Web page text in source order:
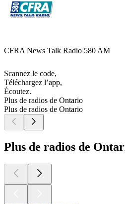
CFRA News Talk Radio 580 AM
Scannez le code,
Téléchargez l’app,
Écoutez.
Plus de radios de Ontario
Plus de radios de Ontario
Plus de radios de